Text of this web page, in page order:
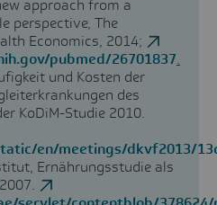
approach from a
perspective, The
Economics, 2014;
pubmed/26701837.
und Kosten der
des
KoDiM-Studie 2010.
en/meetings/dkvf2013/
Ernährungsstudie als